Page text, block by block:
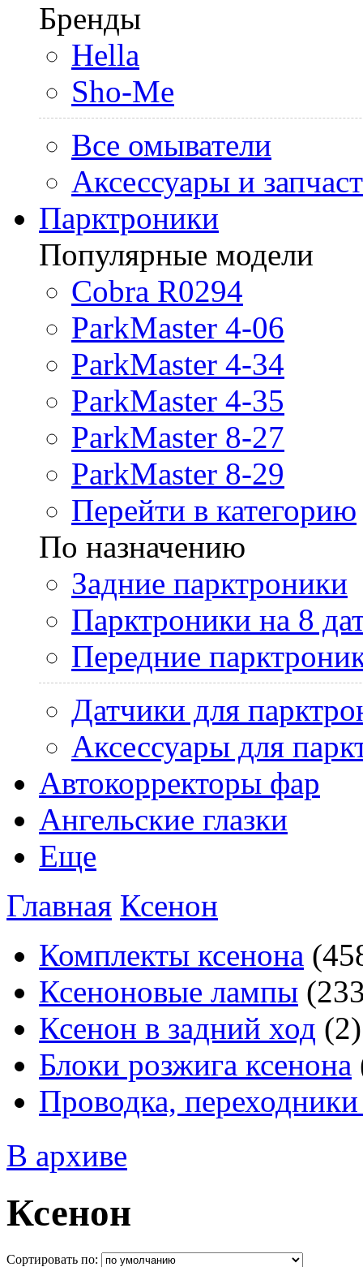
Бренды
Hella
Sho-Me
Все омыватели
Аксессуары и
Парктроники
Популярные модели
Cobra R0294
ParkMaster 4-06
ParkMaster 4-34
ParkMaster 4-35
ParkMaster 8-27
ParkMaster 8-29
Перейти в категорию
По назначению
Задние парктроники
Парктроники на 8
Передние
Датчики для
Аксессуары для
Автокорректоры фар
Ангельские глазки
Еще
Главная Ксенон
Комплекты ксенона
Ксеноновые лампы
Ксенон в задний ход (2)
Блоки розжига ксенона
Проводка,
В архиве
Ксенон
Сортировать по: